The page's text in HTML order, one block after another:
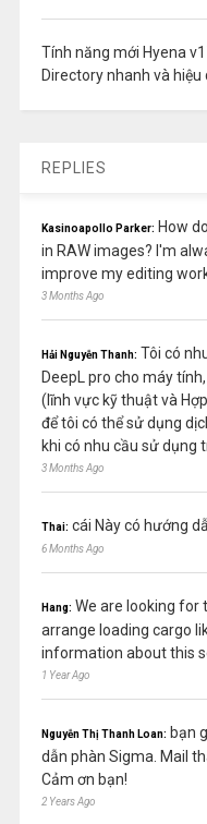
Tính năng mới Hyena
Directory nhanh và hiệu
REPLIES
Kasinoapollo Parker: How
in RAW images? I'm
improve my editing
3 Months Ago
Hải Nguyễn Thanh: Tôi có
DeepL pro cho máy
(lĩnh vực kỹ thuật và
để tôi có thể sử dụng
khi có nhu cầu sử dụng
3 Months Ago
Thai: cái Này có hướng
6 Months Ago
Hang: We are looking for
arrange loading cargo
information about this
1 Year Ago
Nguyễn Thị Thanh Loan: bạn
dẫn phàn Sigma. Mail
Cảm ơn bạn!
2 Years Ago